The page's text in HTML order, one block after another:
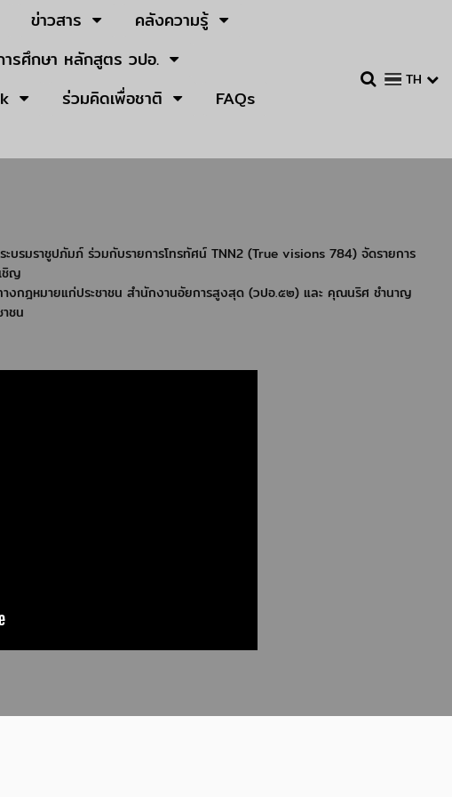
ข่าวสาร
คลังความรู้
รศึกษา หลักสูตร วปอ.
ร่วมคิดเพื่อชาติ
FAQs
TH
รมราชูปภัมภ์ ร่วมกับรายการโทรทัศน์ TNN2 (True visions 784) จัดรายการ
ชิญ
กฎหมายแก่ประชาชน สำนักงานอัยการสูงสุด (วปอ.๕๒) และ คุณนริศ ชำนาญ
ชน